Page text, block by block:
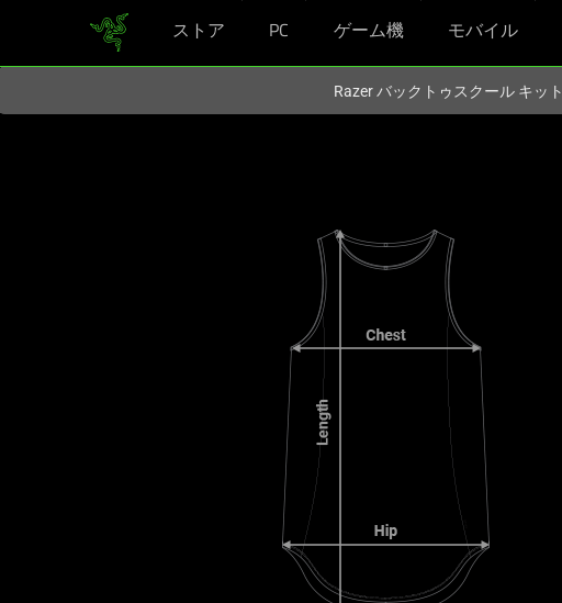
ストア PC ゲーム機 モバイル
Razer バックトゥスクール キッ